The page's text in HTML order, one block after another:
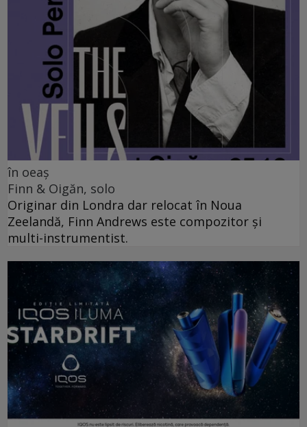
în oeaș
Finn & Oigăn, solo
Originar din Londra dar relocat în Noua
Zeelandă, Finn Andrews este compozitor și
multi-instrumentist.